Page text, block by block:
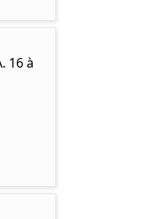
16 à